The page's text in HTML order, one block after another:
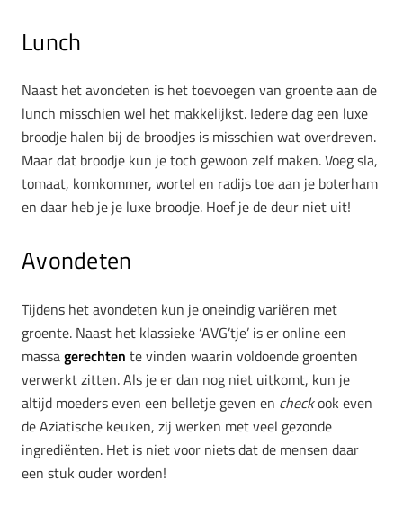
Lunch
Naast het avondeten is het toevoegen van groente aan de
lunch misschien wel het makkelijkst. Iedere dag een luxe
broodje halen bij de broodjes is misschien wat overdreven.
Maar dat broodje kun je toch gewoon zelf maken. Voeg sla,
tomaat, komkommer, wortel en radijs toe aan je boterham
en daar heb je je luxe broodje. Hoef je de deur niet uit!
Avondeten
Tijdens het avondeten kun je oneindig variëren met
groente. Naast het klassieke ‘AVG’tje’ is er online een
massagerechten te vinden waarin voldoende groenten
verwerkt zitten. Als je er dan nog niet uitkomt, kun je
altijd moeders even een belletje geven en checkook even
de Aziatische keuken, zij werken met veel gezonde
ingrediënten. Het is niet voor niets dat de mensen daar
een stuk ouder worden!